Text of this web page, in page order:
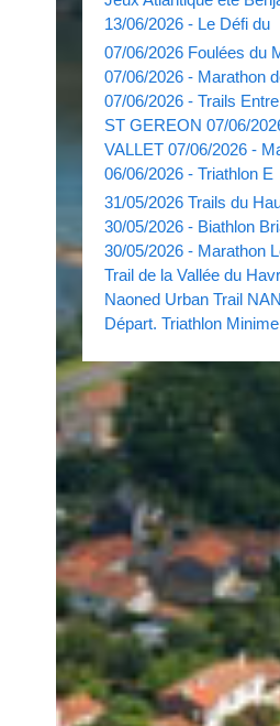
13/06/2026 - Le Défi du
07/06/2026 Foulées du
07/06/2026 - Marathon
07/06/2026 - Trails
ST GEREON 07/06/
VALLET 07/06/2026 -
06/06/2026 - Triathlon E
31/05/2026 Trails du
30/05/2026 - Biathlon
30/05/2026 - Marathon
Trail de la Vallée du
Naoned Urban Trail
Départ. Triathlon Minime